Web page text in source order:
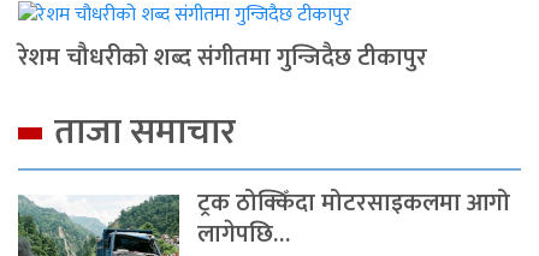
रेशम चौधरीको शब्द संगीतमा गुन्जिदैछ टीकापुर
ताजा समाचार
ट्रक ठोक्किँदा मोटरसाइकलमा आगो
लागेपछि…